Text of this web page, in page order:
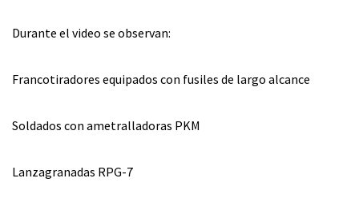
Durante el video se observan:
Francotiradores equipados con fusiles de largo alcance
Soldados con ametralladoras PKM
Lanzagranadas RPG-7